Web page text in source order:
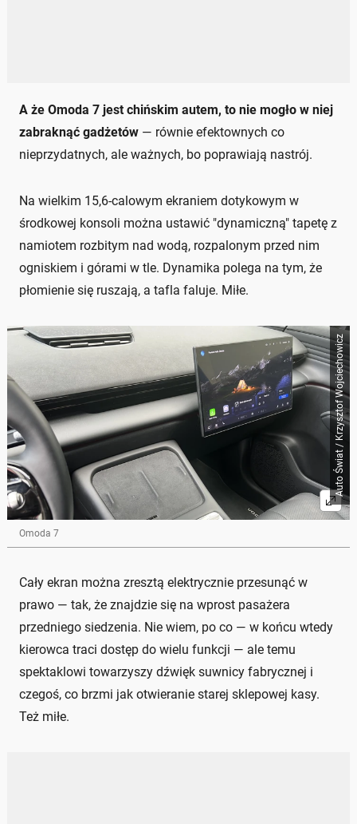
A że Omoda 7 jest chińskim autem, to nie mogło w niej
zabraknąć gadżetów — równie efektownych co
nieprzydatnych, ale ważnych, bo poprawiają nastrój.
Na wielkim 15,6-calowym ekraniem dotykowym w
środkowej konsoli można ustawić "dynamiczną" tapetę z
namiotem rozbitym nad wodą, rozpalonym przed nim
ogniskiem i górami w tle. Dynamika polega na tym, że
płomienie się ruszają, a tafla faluje. Miłe.
Auto Świat / Krzysztof Wojciechowicz
Omoda 7
Cały ekran można zresztą elektrycznie przesunąć w
prawo — tak, że znajdzie się na wprost pasażera
przedniego siedzenia. Nie wiem, po co — w końcu wtedy
kierowca traci dostęp do wielu funkcji — ale temu
spektaklowi towarzyszy dźwięk suwnicy fabrycznej i
czegoś, co brzmi jak otwieranie starej sklepowej kasy.
Też miłe.